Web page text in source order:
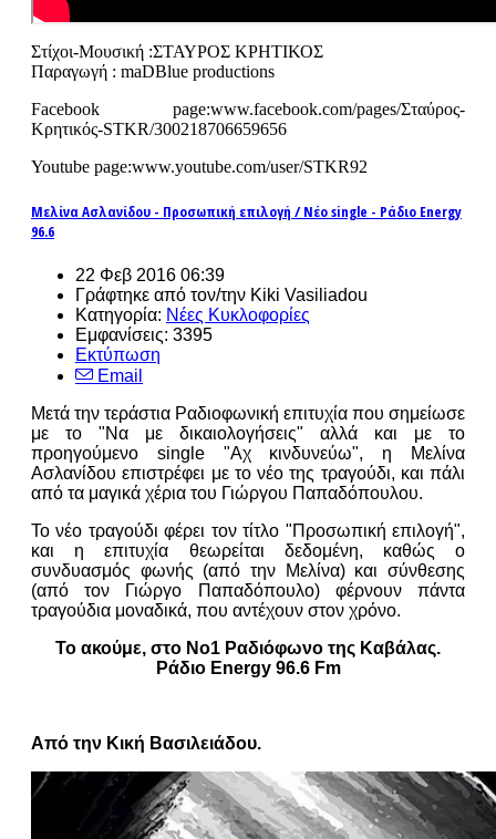
Στίχοι-Μουσική :ΣΤΑΥΡΟΣ ΚΡΗΤΙΚΟΣ
Παραγωγή : maDBlue productions
Facebook page:www.facebook.com/pages/Σταύρος-
Κρητικός-STKR/300218706659656
Youtube page:www.youtube.com/user/STKR92
Μελίνα Ασλανίδου - Προσωπική επιλογή / Νέο single - Ράδιο Energy
96.6
22 Φεβ 2016 06:39
Γράφτηκε από τον/την Kiki Vasiliadou
Κατηγορία: Νέες Κυκλοφορίες
Εμφανίσεις: 3395
Εκτύπωση
Email
Μετά την τεράστια Ραδιοφωνική επιτυχία που σημείωσε
με το "Να με δικαιολογήσεις" αλλά και με το
προηγούμενο single "Αχ κινδυνεύω", η Μελίνα
Ασλανίδου επιστρέφει με το νέο της τραγούδι, και πάλι
από τα μαγικά χέρια του Γιώργου Παπαδόπουλου.
Το νέο τραγούδι φέρει τον τίτλο "Προσωπική επιλογή",
και η επιτυχία θεωρείται δεδομένη, καθώς ο
συνδυασμός φωνής (από την Μελίνα) και σύνθεσης
(από τον Γιώργο Παπαδόπουλο) φέρνουν πάντα
τραγούδια μοναδικά, που αντέχουν στον χρόνο.
Το ακούμε, στο Νο1 Ραδιόφωνο της Καβάλας.
Ράδιο Energy 96.6 Fm
Από την Κική Βασιλειάδου.